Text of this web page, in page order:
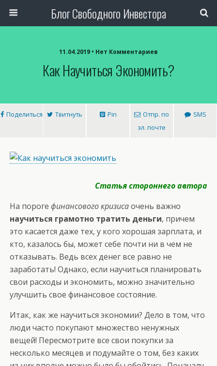
Блог Свободного Инвестора
11.04.2019 • Нет Комментариев
Как Научиться Экономить?
Поделиться Твитнуть Pin
Отпр. по
эл. почте
SMS
Статья стороннего автора
На пороге финансового кризисаочень важно
научиться грамотно тратить деньги, причем
это касается даже тех, у кого хорошая зарплата, и
кто, казалось бы, может себе почти ни в чем не
отказывать. Ведь всех денег все равно не
заработать! Однако, если научиться планировать
свои расходы и экономить, можно значительно
улучшить свое финансовое состояние.
Итак, как же научиться экономии? Дело в том, что
люди часто покупают множество ненужных
вещей! Пересмотрите все свои покупки за
несколько месяцев и подумайте о том, без каких